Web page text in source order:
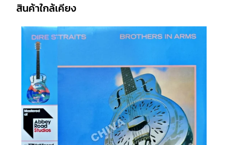
สินค้าใกล้เคียง